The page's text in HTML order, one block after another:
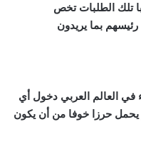
تلك الطلبات تخص
بما يريدون
في العالم العربي دخول أي
حرزا خوفا من أن يكون